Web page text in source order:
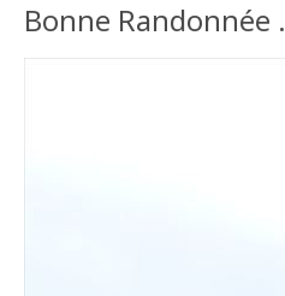
Bonne Randonnée .